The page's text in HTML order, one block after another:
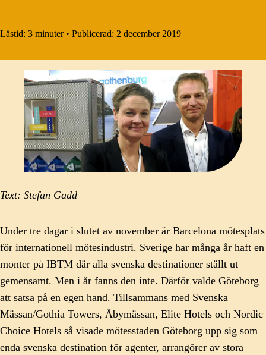
Lästid: 3 minuter • Publicerad: 2 december 2019
Text: Stefan Gadd
Under tre dagar i slutet av november är Barcelona mötesplats
för internationell mötesindustri. Sverige har många år haft en
monter på IBTM där alla svenska destinationer ställt ut
gemensamt. Men i år fanns den inte. Därför valde Göteborg
att satsa på en egen hand. Tillsammans med Svenska
Mässan/Gothia Towers, Åbymässan, Elite Hotels och Nordic
Choice Hotels så visade mötesstaden Göteborg upp sig som
enda svenska destination för agenter, arrangörer av stora